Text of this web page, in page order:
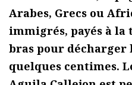
Arabes, Grecs ou
immigrés, payés à
bras pour décharger
quelques centimes.